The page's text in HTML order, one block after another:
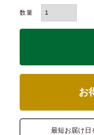
お
最短お届け日